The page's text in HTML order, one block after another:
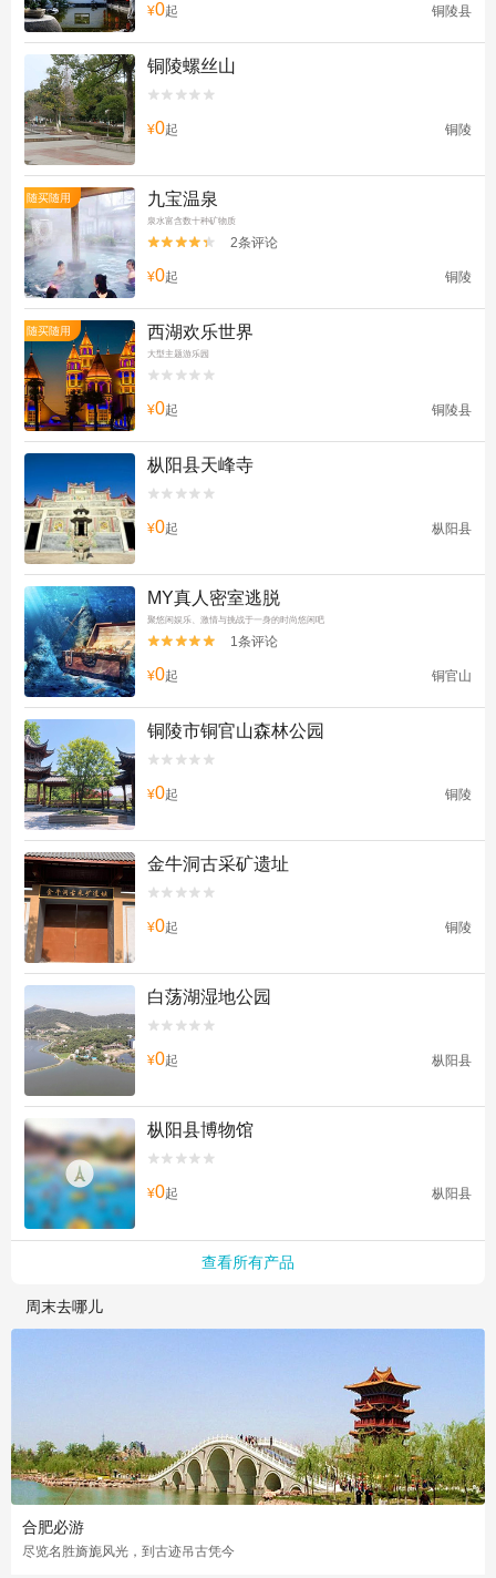
¥0起 铜陵县
铜陵螺丝山


¥0起 铜陵
随买随用 九宝温泉
泉水富含数十种矿物质

 2条评论
¥0起 铜陵
随买随用 西湖欢乐世界
大型主题游乐园


¥0起 铜陵县
枞阳县天峰寺


¥0起 枞阳县
MY真人密室逃脱
聚悠闲娱乐、激情与挑战于一身的时尚悠闲吧

 1条评论
¥0起 铜官山
铜陵市铜官山森林公园


¥0起 铜陵
金牛洞古采矿遗址


¥0起 铜陵
白荡湖湿地公园


¥0起 枞阳县
枞阳县博物馆


¥0起 枞阳县
查看所有产品
周末去哪儿
合肥必游
尽览名胜旖旎风光，到古迹吊古凭今